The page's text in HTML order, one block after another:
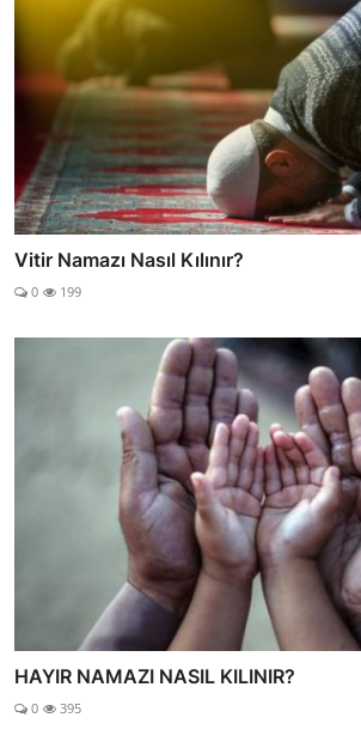
Vitir Namazı Nasıl Kılınır?
0 199
HAYIR NAMAZI NASIL KILINIR?
0 395